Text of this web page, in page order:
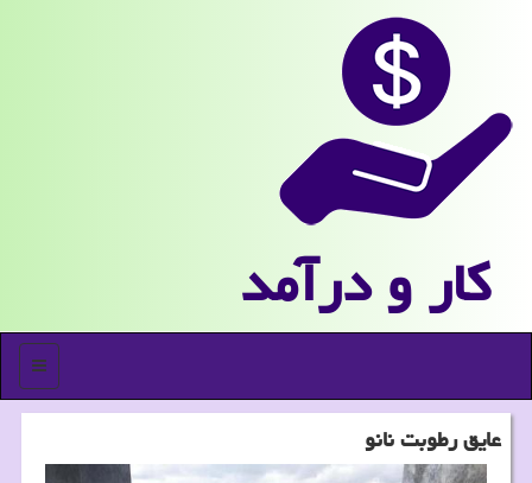
كار و درآمد
منو
عایق رطوبت نانو